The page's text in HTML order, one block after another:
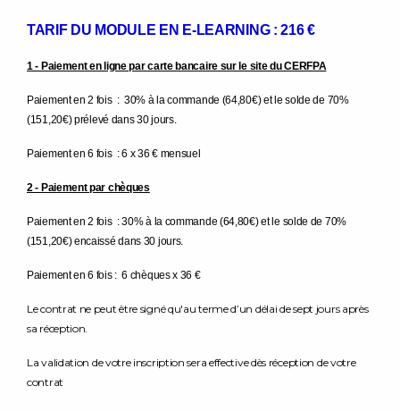
TARIF DU MODULE EN E-LEARNING : 216 €
1 - Paiement en ligne par carte bancaire sur le site du CERFPA
Paiement en 2 fois : 30% à la commande (64,80€) et le solde de 70%
(151,20€) prélevé dans 30 jours.
Paiement en 6 fois : 6 x 36 € mensuel
2 - Paiement par chèques
Paiement en 2 fois : 30% à la commande (64,80€) et le solde de 70%
(151,20€) encaissé dans 30 jours.
Paiement en 6 fois : 6 chèques x 36 €
Le contrat ne peut être signé qu'au terme d’un délai de sept jours après
sa réception.
La validation de votre inscription sera effective dès réception de votre
contrat